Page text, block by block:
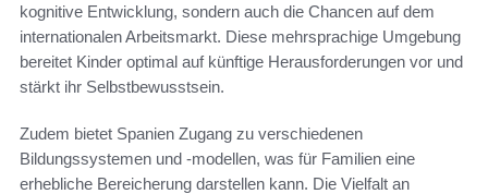
kognitive Entwicklung, sondern auch die Chancen auf dem
internationalen Arbeitsmarkt. Diese mehrsprachige Umgebung
bereitet Kinder optimal auf künftige Herausforderungen vor und
stärkt ihr Selbstbewusstsein.
Zudem bietet Spanien Zugang zu verschiedenen
Bildungssystemen und -modellen, was für Familien eine
erhebliche Bereicherung darstellen kann. Die Vielfalt an